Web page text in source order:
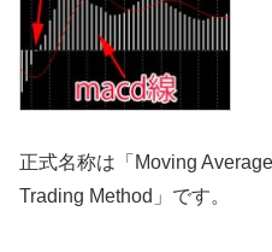
正式名称は「Moving
Trading Method」です。